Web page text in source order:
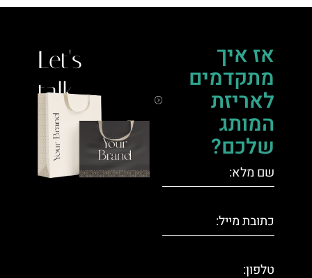
אז איך
מתקדמים
לאריזת
המותג
שלכם?
Let's
talk.